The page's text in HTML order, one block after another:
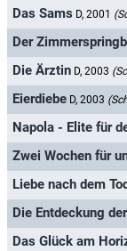
Das Sams D, 2001
Der
Die Ärztin D, 2003
Eierdiebe D, 2003
Napola - Elite für
Zwei Wochen für
Liebe nach dem
Die Entdeckung
Das Glück am